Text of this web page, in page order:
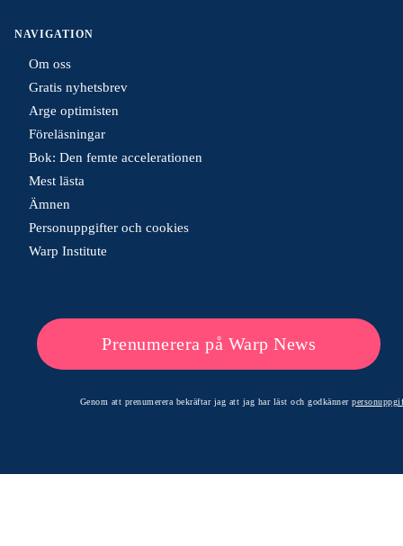
NAVIGATION
Om oss
Gratis nyhetsbrev
Arge optimisten
Föreläsningar
Bok: Den femte accelerationen
Mest lästa
Ämnen
Personuppgifter och cookies
Warp Institute
Prenumerera på Warp News
Genom att prenumerera bekräftar jag att jag har läst och godkänner